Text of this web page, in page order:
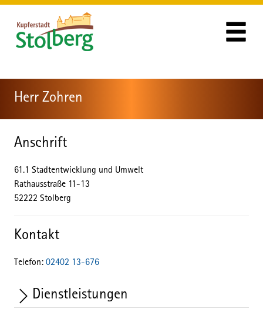
Zum Hauptinhalt springen
Zum Header
Zum Hauptinhalt
Zum Footer
Herr Zohren
Anschrift
61.1 Stadtentwicklung und Umwelt
Rathausstraße 11-13
52222 Stolberg
Kontakt
Telefon: 02402 13-676
Dienstleistungen